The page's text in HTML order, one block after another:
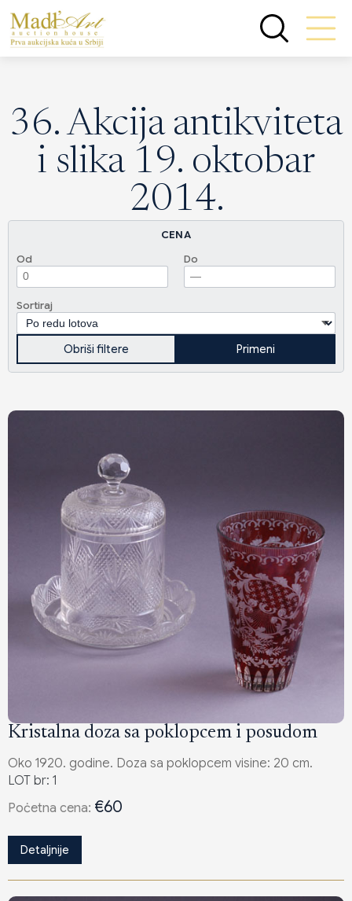
36. Akcija antikviteta
i slika 19. oktobar
2014.
CENA
Od
Do
Sortiraj
Obriši filtere Primeni
Kristalna doza sa poklopcem i posudom
Oko 1920. godine. Doza sa poklopcem visine: 20 cm.
LOT br: 1
Poċetna cena: €60
Detaljnije